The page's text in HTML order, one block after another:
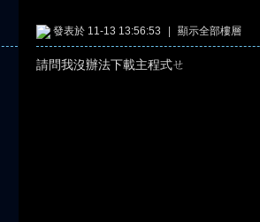
發表於 11-13 13:56:53 顯示全部樓層
請問我沒辦法下載主程式ㄝ